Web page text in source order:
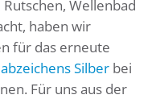
Wellenbad
haben wir
für das erneute
Silber bei
Für uns aus der